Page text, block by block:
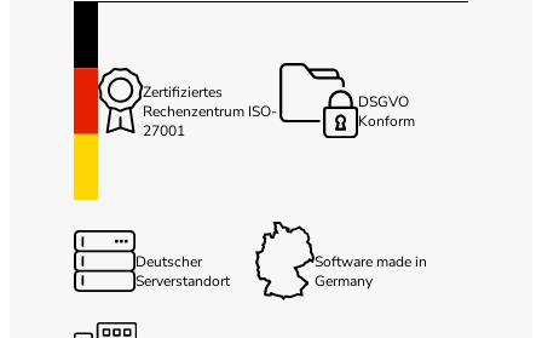
Zertifiziertes
Rechenzentrum ISO-
27001
DSGVO
Konform
Deutscher
Serverstandort
Software made in
Germany